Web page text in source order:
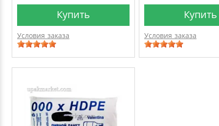
Купить
Условия заказа
Купить
Условия заказа